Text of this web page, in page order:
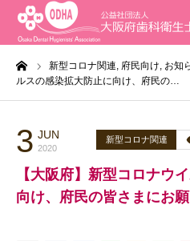
新型コロナ関連, 府民向け, お知
ルスの感染拡大防止に向け、府民の…
3 JUN
2020
新型コロナ関連
【大阪府】新型コロナウ
向け、府民の皆さまにお
ホーム
活動報告